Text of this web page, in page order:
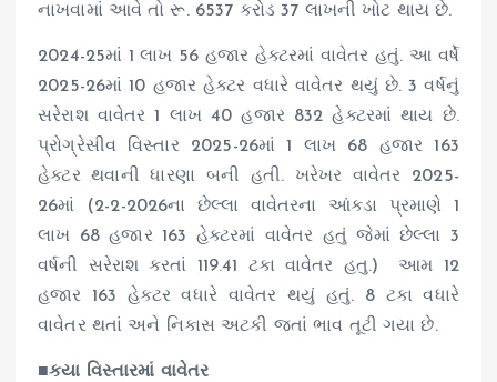
નાખવામાં આવે તો રૂ. 6537 કરોડ 37 લાખની ખોટ થાય છે.
2024-25માં 1 લાખ 56 હજાર હેક્ટરમાં વાવેતર હતું. આ વર્ષે
2025-26માં 10 હજાર હેક્ટર વધારે વાવેતર થયું છે. 3 વર્ષનું
સરેરાશ વાવેતર 1 લાખ 40 હજાર 832 હેક્ટરમાં થાય છે.
પ્રોગ્રેસીવ વિસ્તાર 2025-26માં 1 લાખ 68 હજાર 163
હેક્ટર થવાની ધારણા બની હતી. ખરેખર વાવેતર 2025-
26માં (2-2-2026ના છેલ્લા વાવેતરના આંકડા પ્રમાણે 1
લાખ 68 હજાર 163 હેક્ટરમાં વાવેતર હતું જેમાં છેલ્લા 3
વર્ષની સરેરાશ કરતાં 119.41 ટકા વાવેતર હતુ.) આમ 12
હજાર 163 હેક્ટર વધારે વાવેતર થયું હતું. 8 ટકા વધારે
વાવેતર થતાં અને નિકાસ અટકી જતાં ભાવ તૂટી ગયા છે.
■કયા વિસ્તારમાં વાવેતર